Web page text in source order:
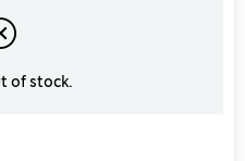
of stock.